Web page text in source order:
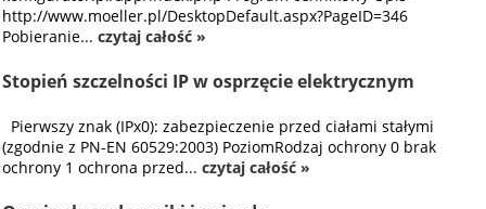
http://www.moeller.pl/DesktopDefault.aspx?PageID=346
Pobieranie...czytaj całość »
Stopień szczelności IP w osprzęcie elektrycznym
Pierwszy znak (IPx0): zabezpieczenie przed ciałami stałymi
(zgodnie z PN-EN 60529:2003) PoziomRodzaj ochrony 0 brak
ochrony 1 ochrona przed...czytaj całość »